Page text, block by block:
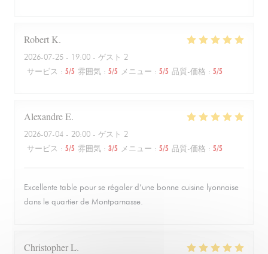
Robert K
2026-07-25 - 19:00 - ゲスト 2
サービス : 5/5 雰囲気 : 5/5 メニュー : 5/5 品質-価格 : 5/5
AlexandreE
2026-07-04 - 20:00 - ゲスト 2
サービス : 5/5 雰囲気 : 3/5 メニュー : 5/5 品質-価格 : 5/5
Excellente table pour se régaler d’une bonne cuisine lyonnaise
dans le quartier de Montparnasse.
ChristopherL